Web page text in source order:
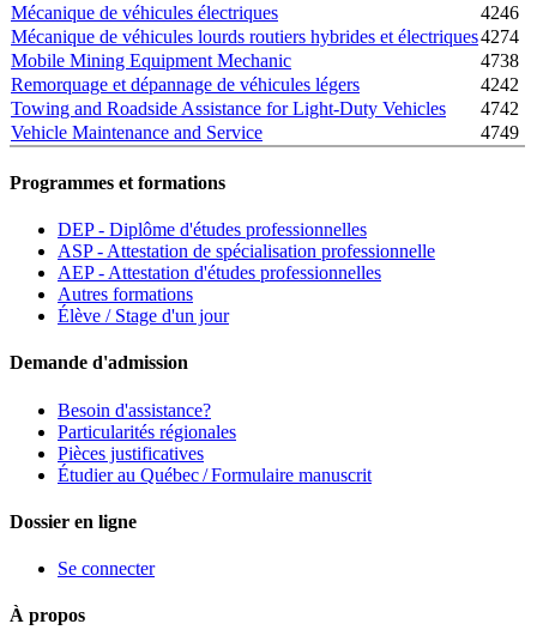
Mécanique de véhicules électriques
4246
Mécanique de véhicules lourds routiers hybrides et électriques4274
Mobile Mining Equipment Mechanic
4738
Remorquage et dépannage de véhicules légers
4242
Towing and Roadside Assistance for Light-Duty Vehicles
4742
Vehicle Maintenance and Service
4749
Programmes et formations
DEP - Diplôme d'études professionnelles
ASP - Attestation de spécialisation professionnelle
AEP - Attestation d'études professionnelles
Autres formations
Élève / Stage d'un jour
Demande d'admission
Besoin d'assistance?
Particularités régionales
Pièces justificatives
Étudier au Québec / Formulaire manuscrit
Dossier en ligne
Se connecter
À propos